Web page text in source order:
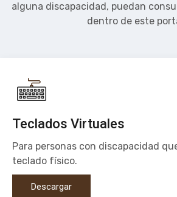
alguna discapacidad, puedan
dentro de este
Teclados Virtuales
Para personas con discapacidad
teclado físico.
Descargar